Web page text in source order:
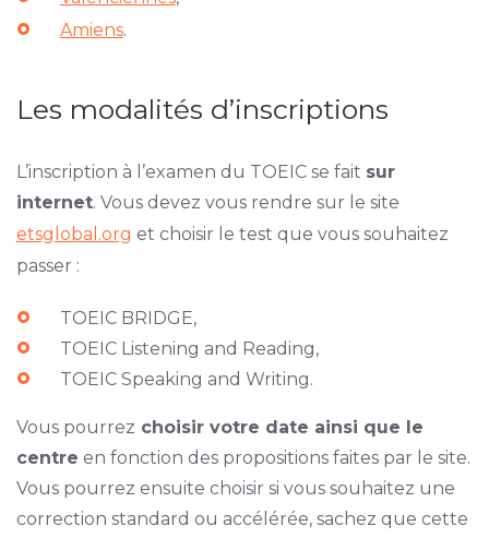
Amiens.
Les modalités d’inscriptions
L’inscription à l’examen du TOEIC se fait sur
internet. Vous devez vous rendre sur le site
etsglobal.org et choisir le test que vous souhaitez
passer :
TOEIC BRIDGE,
TOEIC Listening and Reading,
TOEIC Speaking and Writing.
Vous pourrez choisir votre date ainsi que le
centre en fonction des propositions faites par le site.
Vous pourrez ensuite choisir si vous souhaitez une
correction standard ou accélérée, sachez que cette